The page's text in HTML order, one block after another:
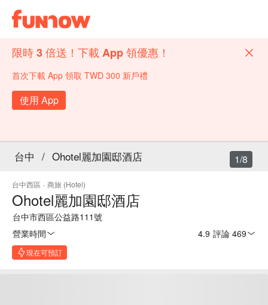
限時 3 倍送！下載 App 領優惠！
首次下載 App 領取 TWD 300 新戶禮
使用 App
台中 / Ohotel麗加園邸酒店
台中西區 · 商旅 (Hotel)
Ohotel麗加園邸酒店
台中市西區公益路111號
營業時間
4.9 評論 469
現在可預訂
1/8